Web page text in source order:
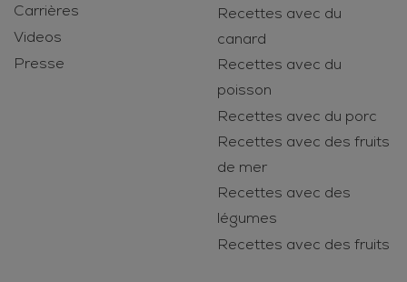
Carrières
Videos
Presse
Recettes avec du
canard
Recettes avec du
poisson
Recettes avec du porc
Recettes avec des fruits
de mer
Recettes avec des
légumes
Recettes avec des fruits